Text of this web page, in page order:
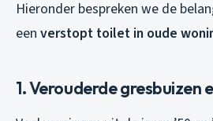
Hieronder bespreken we de
een verstopt toilet in oude
1. Verouderde gresbuizen